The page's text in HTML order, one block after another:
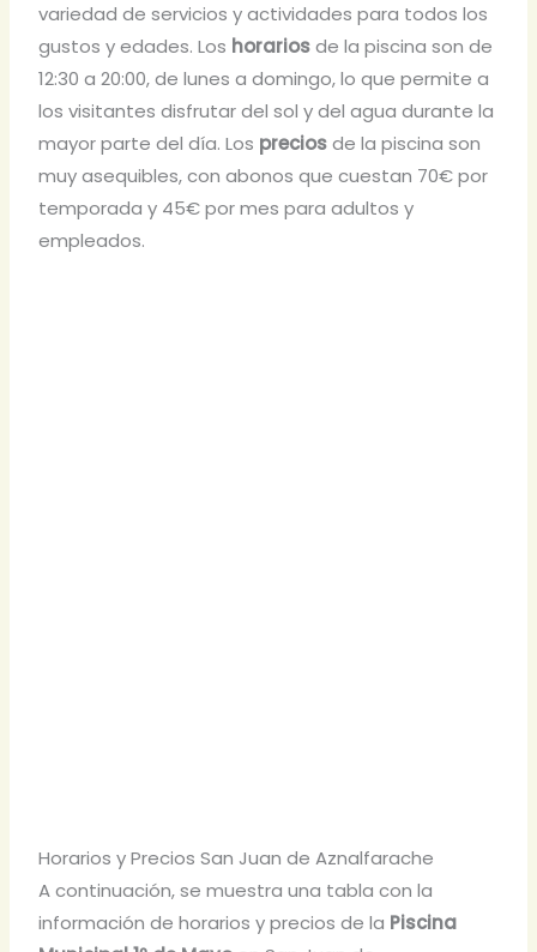
variedad de servicios y actividades para todos los
gustos y edades. Los horariosde la piscina son de
12:30 a 20:00, de lunes a domingo, lo que permite a
los visitantes disfrutar del sol y del agua durante la
mayor parte del día. Los preciosde la piscina son
muy asequibles, con abonos que cuestan 70€ por
temporada y 45€ por mes para adultos y
empleados.
Horarios y Precios San Juan de Aznalfarache
A continuación, se muestra una tabla con la
información de horarios y precios de la Piscina